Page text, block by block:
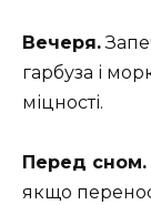
Вечеря.
гарбуза і
міцності.
Перед сном.
якщо